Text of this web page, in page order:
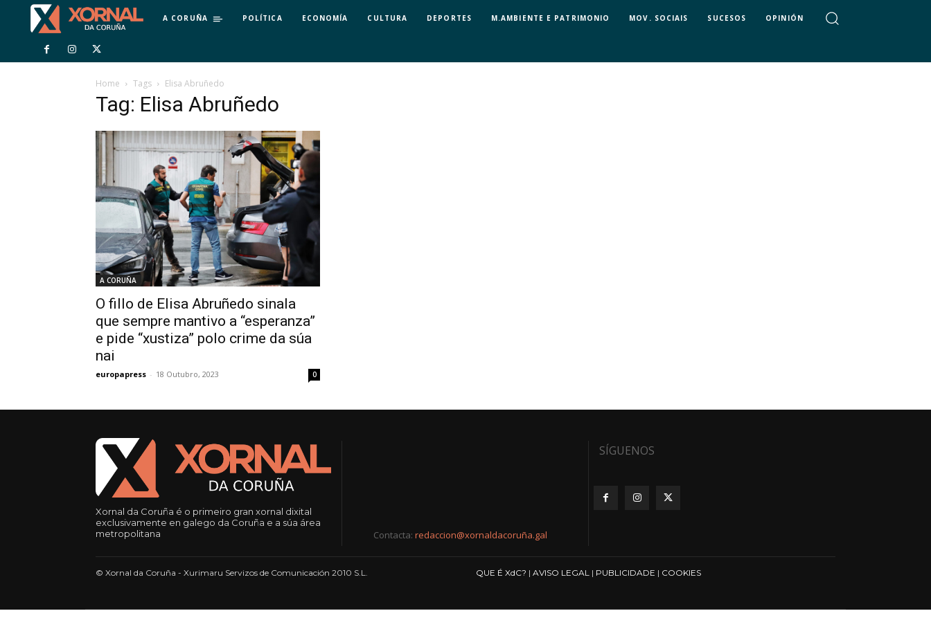
A CORUÑA POLÍTICA ECONOMÍA CULTURA DEPORTES M.AMBIENTE E PATRIMONIO MOV. SOCIAIS SUCESOS OPINIÓN
Home Tags Elisa Abruñedo
Tag: Elisa Abruñedo
A CORUÑA
O fillo de Elisa Abruñedo sinala
que sempre mantivo a “esperanza”
e pide “xustiza” polo crime da súa
nai
europapress - 18 Outubro, 2023 0
Xornal da Coruña é o primeiro gran xornal dixital
exclusivamente en galego da Coruña e a súa área
metropolitana
Contacta: redaccion@xornaldacoruña.gal
SÍGUENOS
© Xornal da Coruña - Xurimaru Servizos de Comunicación 2010 S.L. QUE É XdC? | AVISO LEGAL | PUBLICIDADE | COOKIES